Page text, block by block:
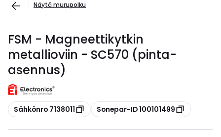
Näytä murupolku
FSM - Magneettikytkin
metallioviin - SC570 (pinta-
asennus)
Kopioi
Sähkönro 7138011 Kopioi
Sonepar-ID 100101499